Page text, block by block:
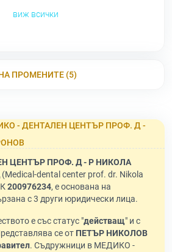
виж всички
ПРОМЕНИТЕ (5)
- ДЕНТАЛЕН ЦЕНТЪР ПРОФ. Д -
ЦЕНТЪР ПРОФ. Д - Р НИКОЛА
(Medical-dental center prof. dr. Nikola
200976234, е основана на
с 3 други юридически лица.
е със статус "действащ" и с
се от ПЕТЪР НИКОЛОВ
. Съдружници в МЕДИКО -